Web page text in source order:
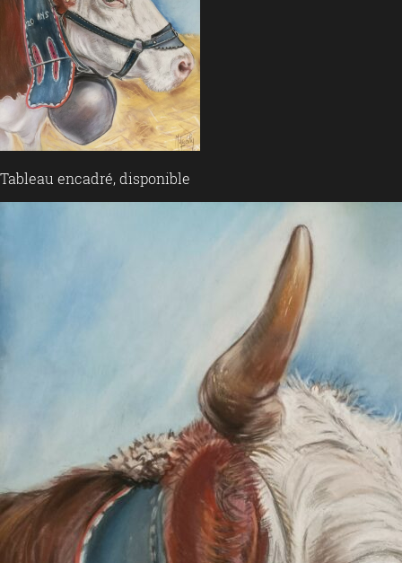
Tableau encadré, disponible